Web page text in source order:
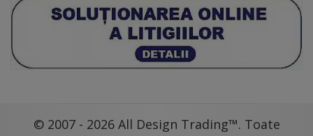
© 2007 - 2026 All Design Trading™. Toate